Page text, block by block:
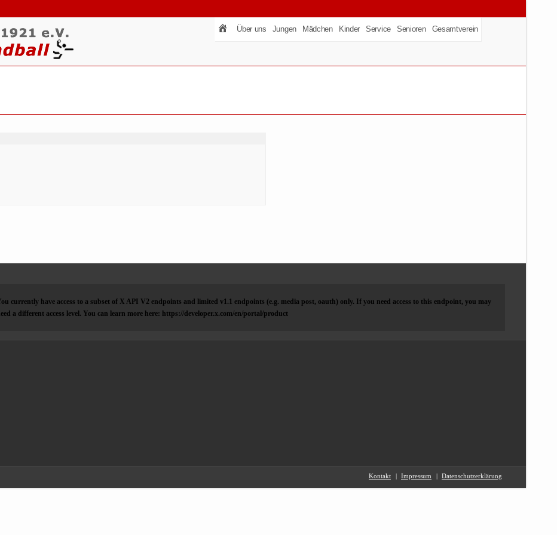
Über uns Jungen Mädchen Kinder Service Senioren Gesamtverein
currently have access to a subset of X API V2 endpoints and limited v1.1 endpoints (e.g. media post, oauth) only. If you need access to this endpoint, you may
a different access level. You can learn more here: https://developer.x.com/en/portal/product
Kontakt Impressum Datenschutzerklärung